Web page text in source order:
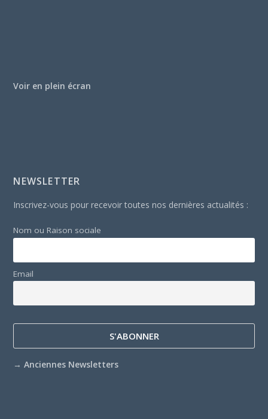
Voir en plein écran
NEWSLETTER
Inscrivez-vous pour recevoir toutes nos dernières actualités :
Nom ou Raison sociale
Email
→Anciennes Newsletters